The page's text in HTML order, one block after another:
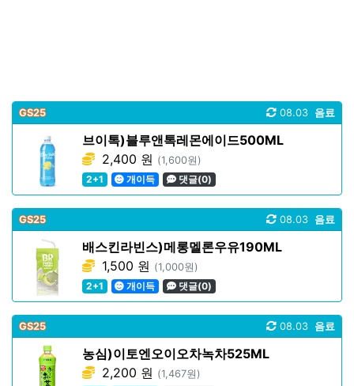
GS25 음료
08.03
브이톡)블루앤톡레몬에이드500ML
2,400 원 (1,600원)
2+1
개이득 댓글(0)
GS25 음료
08.03
배스킨라빈스)메롱멜론우유190ML
1,500 원 (1,000원)
2+1
개이득 댓글(0)
GS25 음료
08.03
농심)이토엔오이오차녹차525ML
2,200 원 (1,467원)